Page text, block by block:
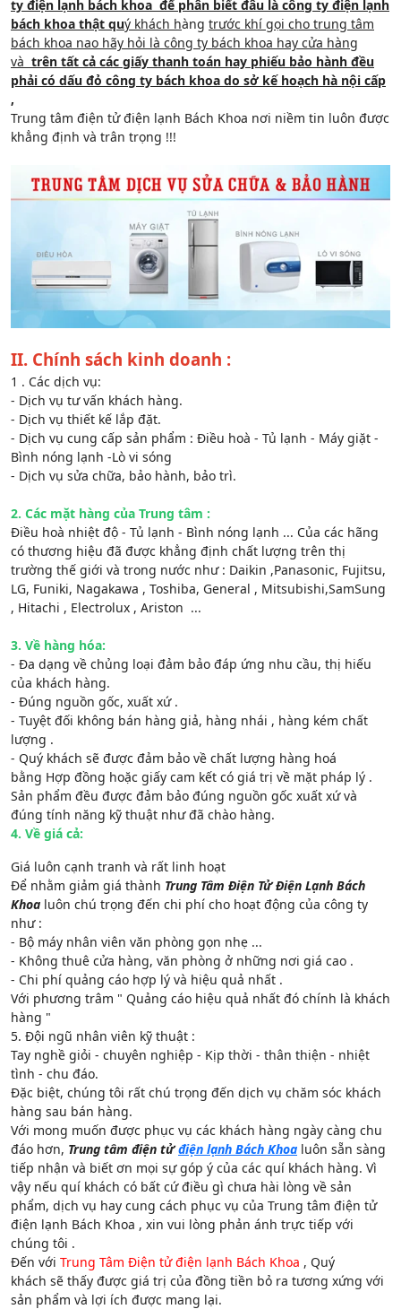
ty điện lạnh bách khoa để phân biết đâu là công ty điện lạnh
bách khoa thật quý khách hàng trước khí gọi cho trung tâm
bách khoa nao hãy hỏi là công ty bách khoa hay cửa hàng
và trên tất cả các giấy thanh toán hay phiếu bảo hành đều
phải có dấu đỏ công ty bách khoa do sở kế hoạch hà nội cấp
,
Trung tâm điện tử điện lạnh Bách Khoa nơi niềm tin luôn được
khẳng định và trân trọng !!!
II. Chính sách kinh doanh :
1 . Các dịch vụ:
- Dịch vụ tư vấn khách hàng.
- Dịch vụ thiết kế lắp đặt.
- Dịch vụ cung cấp sản phẩm : Điều hoà - Tủ lạnh - Máy giặt -
Bình nóng lạnh -Lò vi sóng
- Dịch vụ sửa chữa, bảo hành, bảo trì.
2. Các mặt hàng của Trung tâm :
Điều hoà nhiệt độ - Tủ lạnh - Bình nóng lạnh ... Của các hãng
có thương hiệu đã được khẳng định chất lượng trên thị
trường thế giới và trong nước như : Daikin ,Panasonic, Fujitsu,
LG, Funiki, Nagakawa , Toshiba, General , Mitsubishi,SamSung
, Hitachi , Electrolux , Ariston ...
3. Về hàng hóa:
- Đa dạng về chủng loại đảm bảo đáp ứng nhu cầu, thị hiếu
của khách hàng.
- Đúng nguồn gốc, xuất xứ .
- Tuyệt đối không bán hàng giả, hàng nhái , hàng kém chất
lượng .
- Quý khách sẽ được đảm bảo về chất lượng hàng hoá
bằng Hợp đồng hoặc giấy cam kết có giá trị về mặt pháp lý .
Sản phẩm đều được đảm bảo đúng nguồn gốc xuất xứ và
đúng tính năng kỹ thuật như đã chào hàng.
4. Về giá cả:
Giá luôn cạnh tranh và rất linh hoạt
Để nhằm giảm giá thành Trung Tâm Điện Tử Điện Lạnh Bách
Khoa luôn chú trọng đến chi phí cho hoạt động của công ty
như :
- Bộ máy nhân viên văn phòng gọn nhẹ ...
- Không thuê cửa hàng, văn phòng ở những nơi giá cao .
- Chi phí quảng cáo hợp lý và hiệu quả nhất .
Với phương trâm " Quảng cáo hiệu quả nhất đó chính là khách
hàng "
5. Đội ngũ nhân viên kỹ thuật :
Tay nghề giỏi - chuyên nghiệp - Kịp thời - thân thiện - nhiệt
tình - chu đáo.
Đặc biệt, chúng tôi rất chú trọng đến dịch vụ chăm sóc khách
hàng sau bán hàng.
Với mong muốn được phục vụ các khách hàng ngày càng chu
đáo hơn, Trung tâm điện tửđiện lạnh Bách Khoa luôn sẵn sàng
tiếp nhận và biết ơn mọi sự góp ý của các quí khách hàng. Vì
vậy nếu quí khách có bất cứ điều gì chưa hài lòng về sản
phẩm, dịch vụ hay cung cách phục vụ của Trung tâm điện tử
điện lạnh Bách Khoa , xin vui lòng phản ánh trực tiếp với
chúng tôi .
Đến với Trung Tâm Điện tử điện lạnh Bách Khoa , Quý
khách sẽ thấy được giá trị của đồng tiền bỏ ra tương xứng với
sản phẩm và lợi ích được mang lại.